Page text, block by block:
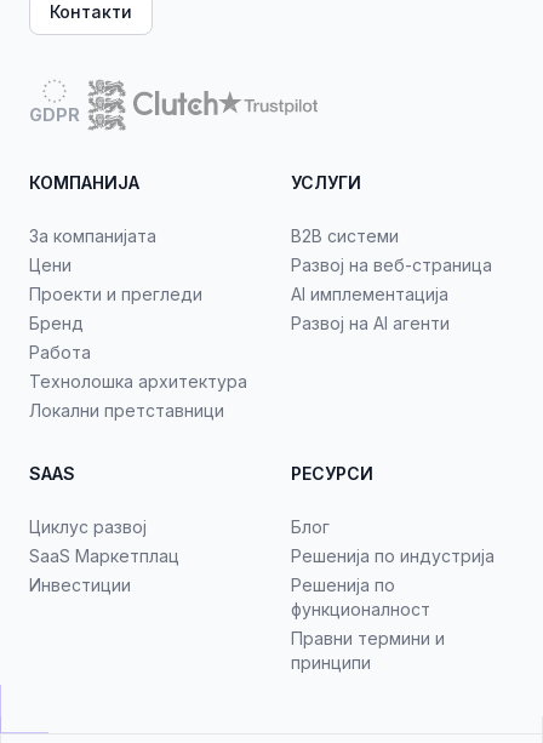
Контакти
GDPR
КОМПАНИЈА
За компанијата
Цени
Проекти и прегледи
Бренд
Работа
Технолошка архитектура
Локални претставници
УСЛУГИ
B2B системи
Развој на веб-страница
AI имплементација
Развој на AI агенти
SAAS
Циклус развој
SaaS Маркетплац
Инвестиции
РЕСУРСИ
Блог
Решенија по индустрија
Решенија по
функционалност
Правни термини и
принципи